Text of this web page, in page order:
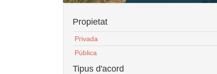
Propietat
Privada
Pública
Tipus d'acord